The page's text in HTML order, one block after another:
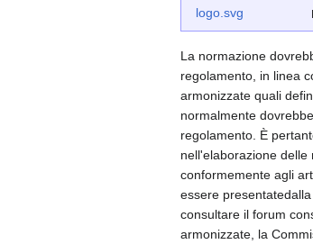
La normazione
regolamento, in linea
armonizzate quali
normalmente
regolamento. È
nell'elaborazione
conformemente agli
essere
consultare il forum
armonizzate, la